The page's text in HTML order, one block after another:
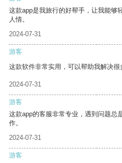
这款app是我旅行的好帮手，让我能够
人情。
2024-07-31
游客
这款软件非常实用，可以帮助我解决很
2024-07-31
游客
这款app的客服非常专业，遇到问题总
作。
2024-07-31
游客